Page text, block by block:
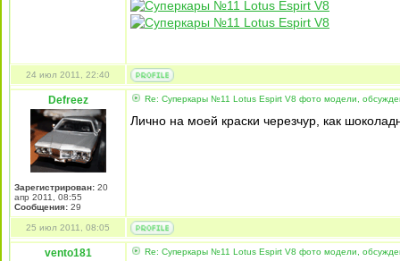
24 июл 2011, 22:40
Defreez
Зарегистрирован: 20
апр 2011, 08:55
Сообщения: 29
Re: Суперкары №11 Lotus Espirt V8 фото модели,
Лично на моей краски черезчур, как
25 июл 2011, 08:05
vento181 Re: Суперкары №11 Lotus Espirt V8 фото модели,